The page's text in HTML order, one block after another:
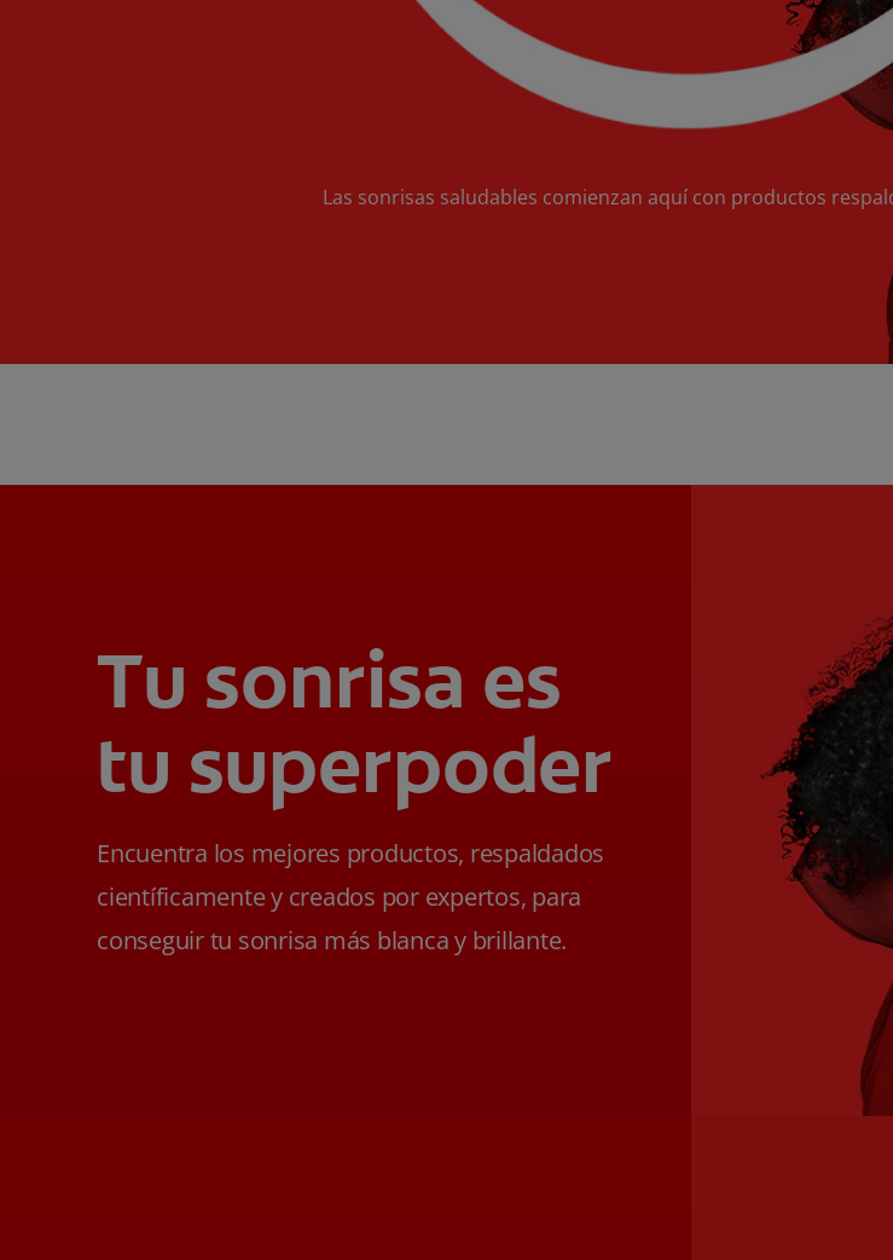
Las sonrisas saludables comienzan aquí con productos
Tu sonrisa es
tu superpoder
Encuentra los mejores productos, respaldados
científicamente y creados por expertos, para
conseguir tu sonrisa más blanca y brillante.